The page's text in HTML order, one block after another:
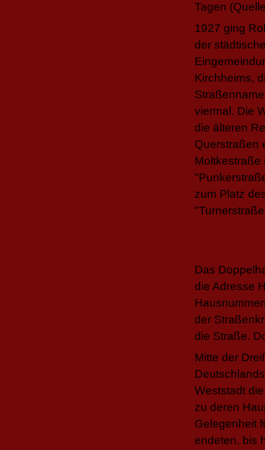
Tagen
1927 ging
der
Kirchheims,
viermal. Die
die älteren
Querstraßen
Moltkestraße
zum Platz
Das
die Adresse
der
die Straße.
Mitte der
Weststadt
zu deren
Gelegenheit
endeten, bis